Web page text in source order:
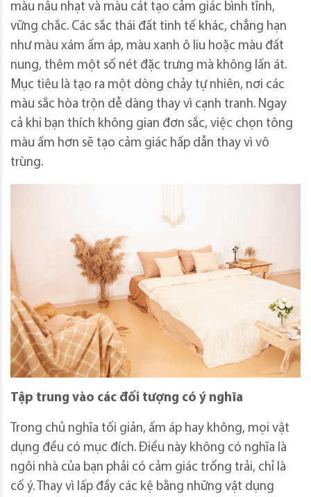
màu nâu nhạt và màu cát tạo cảm giác bình tĩnh,
vững chắc. Các sắc thái đất tinh tế khác, chẳng hạn
như màu xám ấm áp, màu xanh ô liu hoặc màu đất
nung, thêm một số nét đặc trưng mà không lấn át.
Mục tiêu là tạo ra một dòng chảy tự nhiên, nơi các
màu sắc hòa trộn dễ dàng thay vì cạnh tranh. Ngay
cả khi bạn thích không gian đơn sắc, việc chọn tông
màu ấm hơn sẽ tạo cảm giác hấp dẫn thay vì vô
trùng.
Tập trung vào các đối tượng có ý nghĩa
Trong chủ nghĩa tối giản, ấm áp hay không, mọi vật
dụng đều có mục đích. Điều này không có nghĩa là
ngôi nhà của bạn phải có cảm giác trống trải, chỉ là
cố ý. Thay vì lấp đầy các kệ bằng những vật dụng